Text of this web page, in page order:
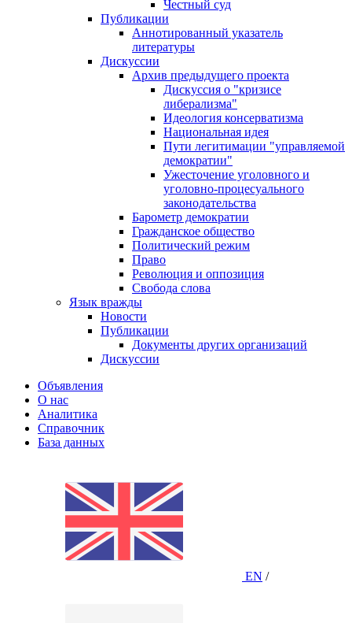
Честный суд
Публикации
Аннотированный указатель
литературы
Дискуссии
Архив предыдущего проекта
Дискуссия о "кризисе
либерализма"
Идеология консерватизма
Национальная идея
Пути легитимации "управляемой
демократии"
Ужесточение уголовного и
уголовно-процесуального
законодательства
Барометр демократии
Гражданское общество
Политический режим
Право
Революция и оппозиция
Свобода слова
Язык вражды
Новости
Публикации
Документы других организаций
Дискуссии
Объявления
О нас
Аналитика
Справочник
База данных
EN /